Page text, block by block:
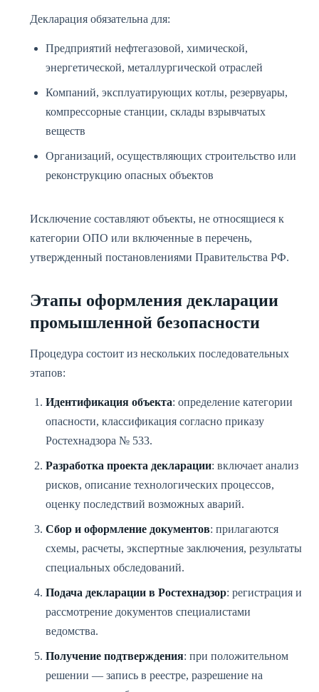
Декларация обязательна для:
Предприятий нефтегазовой, химической,
энергетической, металлургической отраслей
Компаний, эксплуатирующих котлы, резервуары,
компрессорные станции, склады взрывчатых
веществ
Организаций, осуществляющих строительство или
реконструкцию опасных объектов
Исключение составляют объекты, не относящиеся к
категории ОПО или включенные в перечень,
утвержденный постановлениями Правительства РФ.
Этапы оформления декларации
промышленной безопасности
Процедура состоит из нескольких последовательных
этапов:
Идентификация объекта: определение категории
опасности, классификация согласно приказу
Ростехнадзора № 533.
Разработка проекта декларации: включает анализ
рисков, описание технологических процессов,
оценку последствий возможных аварий.
Сбор и оформление документов: прилагаются
схемы, расчеты, экспертные заключения, результаты
специальных обследований.
Подача декларации в Ростехнадзор: регистрация и
рассмотрение документов специалистами
ведомства.
Получение подтверждения: при положительном
решении — запись в реестре, разрешение на